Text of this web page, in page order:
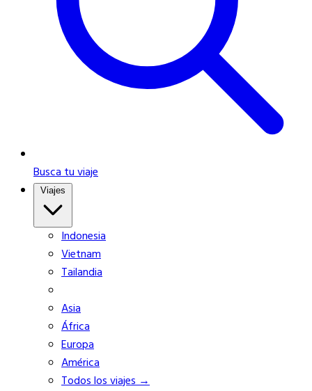
Busca tu viaje
Indonesia
Vietnam
Tailandia
Asia
África
Europa
América
Todos los viajes →